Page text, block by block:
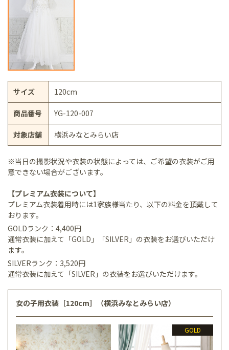
サイズ 120cm
商品番号 YG-120-007
対象店舗 横浜みなとみらい店
※当日の撮影状況や衣装の状態によっては、ご希望の衣装がご用
意できない場合がございます。
【プレミアム衣装について】
プレミアム衣装着用時には1家族様当たり、以下の料金を頂戴して
おります。
GOLDランク：4,400円
通常衣装に加えて「GOLD」「SILVER」の衣装をお選びいただけ
ます。
SILVERランク：3,520円
通常衣装に加えて「SILVER」の衣装をお選びいただけます。
女の子用衣装［120cm］（横浜みなとみらい店）
GOLD